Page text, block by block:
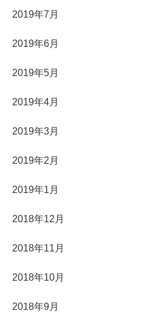
2019年7月
2019年6月
2019年5月
2019年4月
2019年3月
2019年2月
2019年1月
2018年12月
2018年11月
2018年10月
2018年9月